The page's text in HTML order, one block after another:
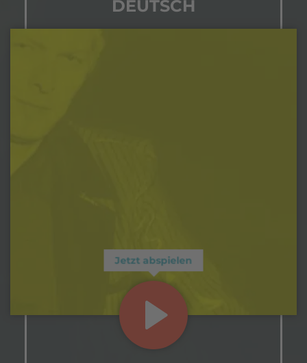
DEUTSCH
Jetzt abspielen